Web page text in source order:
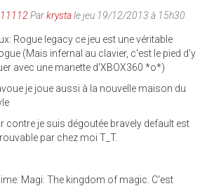
Parkrystale jeu 19/12/2013 à 15h30
Rogue legacy ce jeu est une véritable
(Mais infernal au clavier, c'est le pied d'y
avec une manette d'XBOX360 *o*)
je joue aussi à la nouvelle maison du
contre je suis dégoutée bravely default est
par chez moi T_T.
Magi: The kingdom of magic. C'est